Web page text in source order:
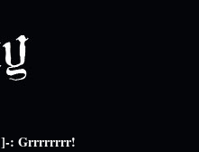
]-: Grrrrrrrr!